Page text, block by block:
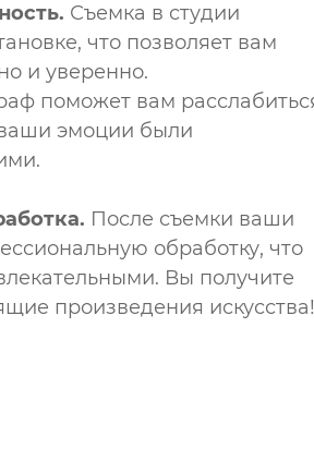
Съемка в студии
что позволяет вам
и уверенно.
поможет вам
эмоции были
После съемки ваши
обработку, что
Вы получите
произведения искусства!